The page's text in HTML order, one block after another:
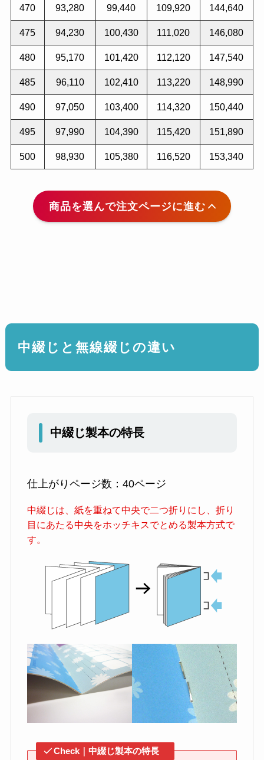
470 93,280 99,440 109,920 144,640
475 94,230 100,430 111,020 146,080
480 95,170 101,420 112,120 147,540
485 96,110 102,410 113,220 148,990
490 97,050 103,400 114,320 150,440
495 97,990 104,390 115,420 151,890
500 98,930 105,380 116,520 153,340
商品を選んで注文ページに進む
中綴じと無線綴じの違い
中綴じ製本の特長
仕上がりページ数：40ページ
中綴じは、紙を重ねて中央で二つ折りにし、折り
目にあたる中央をホッチキスでとめる製本方式で
す。
Check｜中綴じ製本の特長